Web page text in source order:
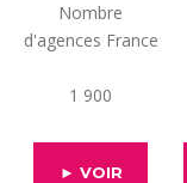
Nombre
d'agences France
1 900
► VOIR